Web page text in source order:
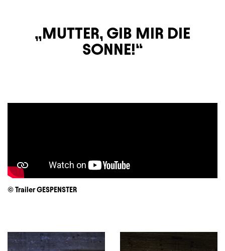
MUTTER, GIB MIR DIE
SONNE!
© Trailer GESPENSTER